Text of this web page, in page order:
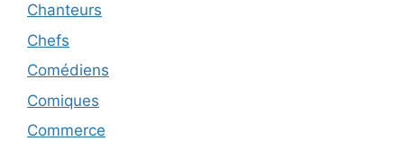
Chanteurs
Chefs
Comédiens
Comiques
Commerce